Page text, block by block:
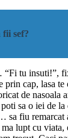
fii sef?
tu insuti!”,
prin cap, lasa
de nasoala
sa o iei de
sa fiu remarcat
ma lupt cu